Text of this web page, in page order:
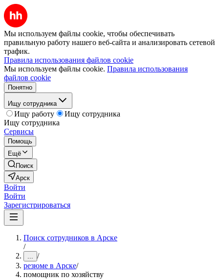
Мы используем файлы cookie, чтобы обеспечивать
правильную работу нашего веб-сайта и анализировать сетевой
трафик.
Правила использования файлов cookie
Мы используем файлы cookie. Правила использования
файлов cookie
Понятно
Ищу сотрудника
Ищу работу
Ищу сотрудника
Ищу сотрудника
Сервисы
Помощь
Ещё
Поиск
Арск
Войти
Войти
Зарегистрироваться
Поиск сотрудников в Арске
/
... /
резюме в Арске/
помощник по хозяйству